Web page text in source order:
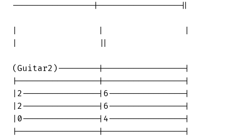
----------------|----------------||
(Guitar2)--------|----------------|
|----------------|----------------|
|2---------------|6---------------|
|2---------------|6---------------|
|0---------------|4---------------|
|----------------|----------------|